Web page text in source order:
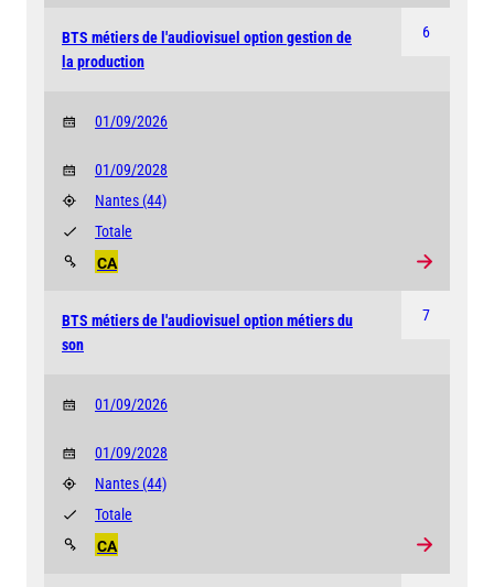
6
BTS métiers de l'audiovisuel option gestion de
la production
01/09/2026
01/09/2028
Nantes (44)
CA
Totale
7
BTS métiers de l'audiovisuel option métiers du
son
01/09/2026
01/09/2028
Nantes (44)
CA
Totale